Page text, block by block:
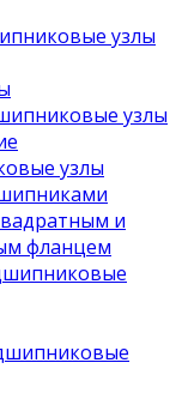
узлы
узлы
узлы
и
фланцем